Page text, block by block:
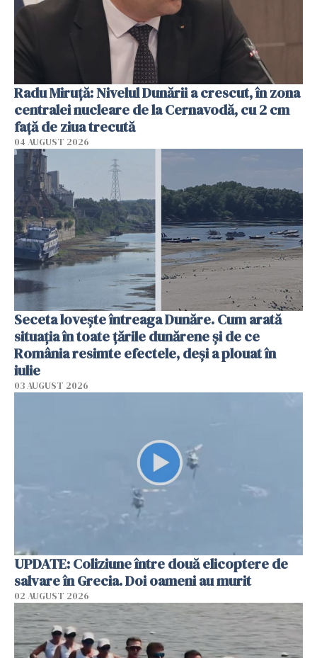
Radu Miruţă: Nivelul Dunării a crescut, în zona
centralei nucleare de la Cernavodă, cu 2 cm
faţă de ziua trecută
04 AUGUST 2026
Seceta lovește întreaga Dunăre. Cum arată
situația în toate țările dunărene și de ce
România resimte efectele, deși a plouat în
iulie
03 AUGUST 2026
UPDATE: Coliziune între două elicoptere de
salvare în Grecia. Doi oameni au murit
02 AUGUST 2026